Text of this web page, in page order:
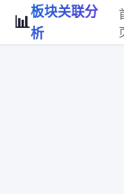
📊
板块关联分
析